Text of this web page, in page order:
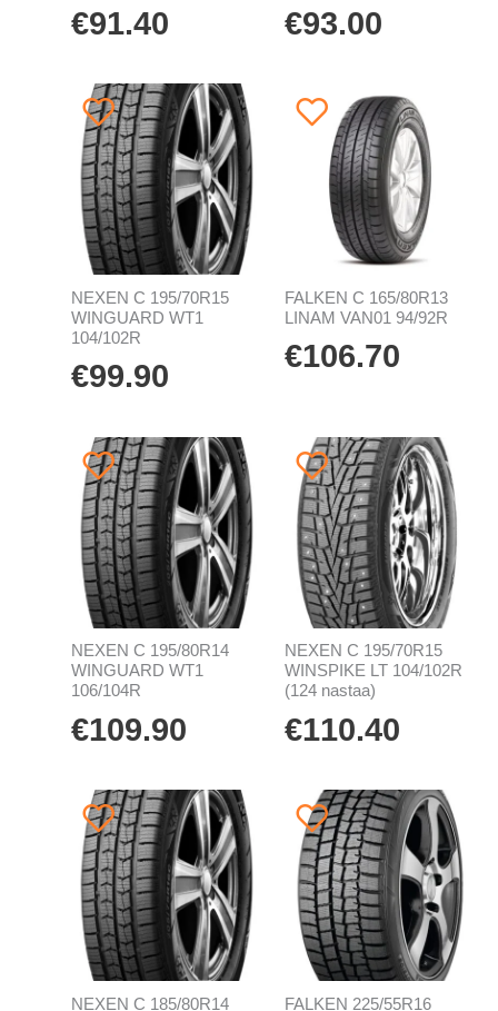
€91.40 €93.00
NEXEN C 195/70R15
WINGUARD WT1
104/102R
€99.90
FALKEN C 165/80R13
LINAM VAN01 94/92R
€106.70
NEXEN C 195/80R14
WINGUARD WT1
106/104R
€109.90
NEXEN C 195/70R15
WINSPIKE LT 104/102R
(124 nastaa)
€110.40
NEXEN C 185/80R14
FALKEN 225/55R16